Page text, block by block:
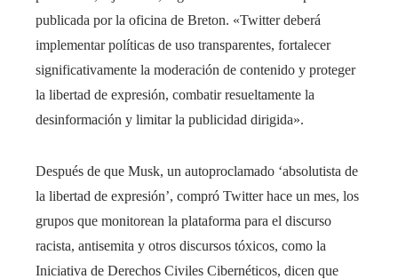
publicada por la oficina de Breton. «Twitter deberá
implementar políticas de uso transparentes, fortalecer
significativamente la moderación de contenido y proteger
la libertad de expresión, combatir resueltamente la
desinformación y limitar la publicidad dirigida».
Después de que Musk, un autoproclamado ‘absolutista de
la libertad de expresión’, compró Twitter hace un mes, los
grupos que monitorean la plataforma para el discurso
racista, antisemita y otros discursos tóxicos, como la
Iniciativa de Derechos Civiles Cibernéticos, dicen que